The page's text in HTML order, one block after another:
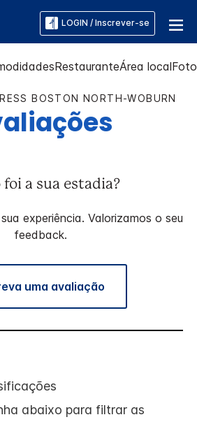
LOGIN / Inscrever-se
RestauranteÁrea local
BOSTON NORTH-WOBURN
foi a sua estadia?
experiência. Valorizamos o seu
feedback.
uma avaliação